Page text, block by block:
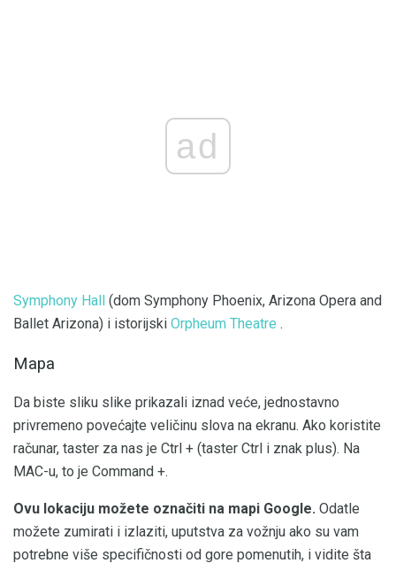
ad
Symphony Hall (dom Symphony Phoenix, Arizona Opera and
Ballet Arizona) i istorijski Orpheum Theatre .
Mapa
Da biste sliku slike prikazali iznad veće, jednostavno
privremeno povećajte veličinu slova na ekranu. Ako koristite
računar, taster za nas je Ctrl + (taster Ctrl i znak plus). Na
MAC-u, to je Command +.
Ovu lokaciju možete označiti na mapi Google. Odatle
možete zumirati i izlaziti, uputstva za vožnju ako su vam
potrebne više specifičnosti od gore pomenutih, i vidite šta